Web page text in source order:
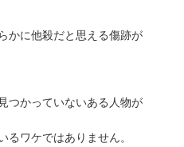
かに他殺だと思える傷跡が
つかっていないある人物が
るワケではありません。